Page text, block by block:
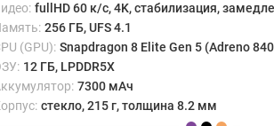
fullHD 60 к/с, 4K, стабилизация,
256 ГБ, UFS 4.1
(GPU): Snapdragon 8 Elite Gen 5 (Adreno
12 ГБ, LPDDR5X
7300 мАч
стекло, 215 г, толщина 8.2 мм